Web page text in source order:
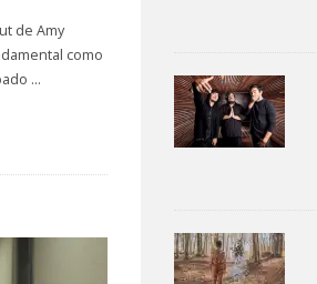
de Amy
como
...